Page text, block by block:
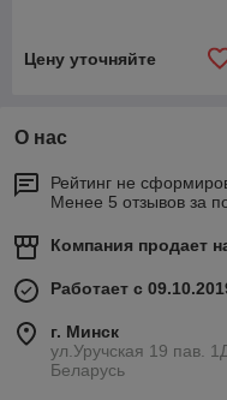
Цену уточняйте
О нас
Рейтинг не
Менее 5 отзывов за
Компания продает
Работает с
г. Минск
ул.Уручская 19 пав.
Беларусь